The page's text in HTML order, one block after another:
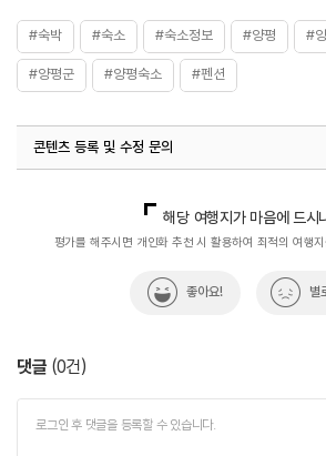
#숙박 #숙소 #숙소정보 #양평 #
#양평군 #양평숙소 #펜션
콘텐츠 등록 및 수정 문의
해당 여행지가 마음에 드시
평가를 해주시면 개인화 추천 시 활용하여 최적의 여행
좋아요! 별
댓글 (0건)